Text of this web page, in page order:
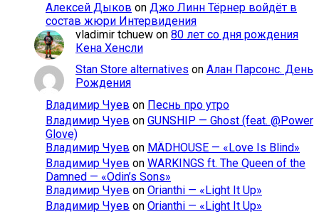
Алексей Дыков on Джо Линн Тёрнер войдёт в
состав жюри Интервидения
vladimir tchuew on 80 лет со дня рождения
Кена Хенсли
Stan Store alternatives on Алан Парсонс. День
Рождения
Владимир Чуев on Песнь про утро
Владимир Чуев on GUNSHIP — Ghost (feat. @Power
Glove)
Владимир Чуев on MÄDHOUSE — «Love Is Blind»
Владимир Чуев on WARKINGS ft. The Queen of the
Damned — «Odin’s Sons»
Владимир Чуев on Orianthi — «Light It Up»
Владимир Чуев on Orianthi — «Light It Up»